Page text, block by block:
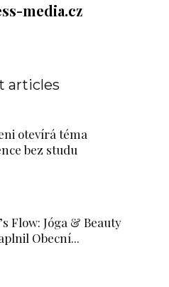
media.cz
articles
otevírá téma
bez studu
Flow: Jóga & Beauty
Obecní...